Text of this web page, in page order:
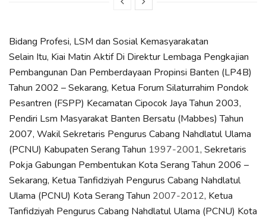
Bidang Profesi, LSM dan Sosial Kemasyarakatan
Selain Itu, Kiai Matin Aktif Di Direktur Lembaga Pengkajian
Pembangunan Dan Pemberdayaan Propinsi Banten (LP4B)
Tahun 2002 – Sekarang, Ketua Forum Silaturrahim Pondok
Pesantren (FSPP) Kecamatan Cipocok Jaya Tahun 2003,
Pendiri Lsm Masyarakat Banten Bersatu (Mabbes) Tahun
2007, Wakil Sekretaris Pengurus Cabang Nahdlatul Ulama
(PCNU) Kabupaten Serang Tahun 1997-2001, Sekretaris
Pokja Gabungan Pembentukan Kota Serang Tahun 2006 –
Sekarang, Ketua Tanfidziyah Pengurus Cabang Nahdlatul
Ulama (PCNU) Kota Serang Tahun 2007-2012, Ketua
Tanfidziyah Pengurus Cabang Nahdlatul Ulama (PCNU) Kota